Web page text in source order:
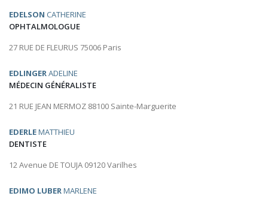
EDELSON CATHERINE
OPHTALMOLOGUE
27 RUE DE FLEURUS 75006 Paris
EDLINGERADELINE
MÉDECIN GÉNÉRALISTE
21 RUE JEAN MERMOZ 88100 Sainte-Marguerite
EDERLEMATTHIEU
DENTISTE
12 Avenue DE TOUJA 09120 Varilhes
EDIMO LUBERMARLENE